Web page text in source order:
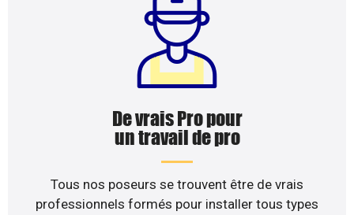
De vrais Pro pour
un travail de pro
Tous nos poseurs se trouvent être de vrais
professionnels formés pour installer tous types